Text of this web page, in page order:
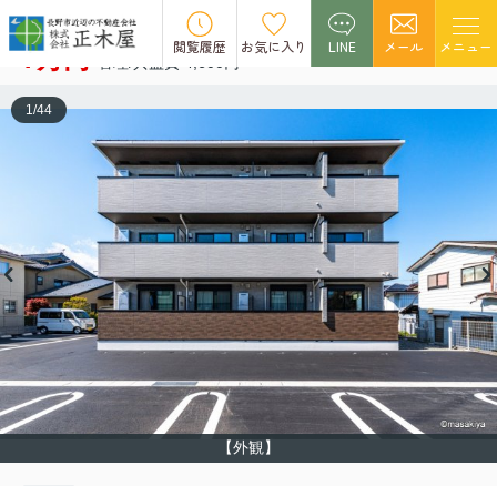
閲覧履歴 お気に入り LINE メール メニュー
アガパンサス Ⅱ
7万円
【外観】
1/44